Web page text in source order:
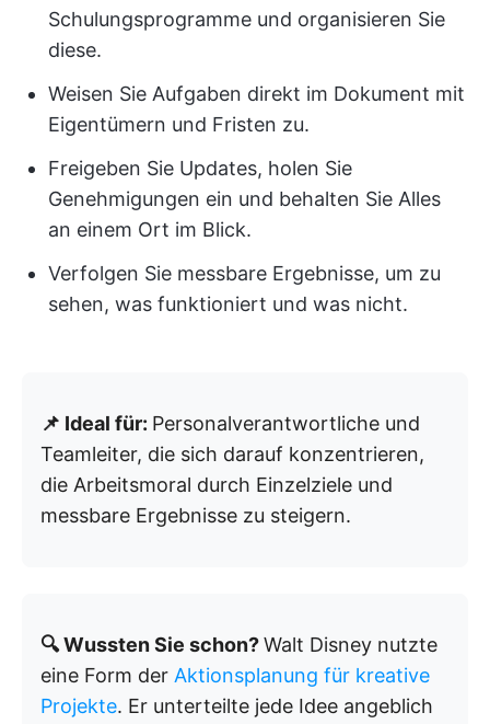
Schulungsprogramme und organisieren Sie
diese.
Weisen Sie Aufgaben direkt im Dokument mit
Eigentümern und Fristen zu.
Freigeben Sie Updates, holen Sie
Genehmigungen ein und behalten Sie Alles
an einem Ort im Blick.
Verfolgen Sie messbare Ergebnisse, um zu
sehen, was funktioniert und was nicht.
📌 Ideal für: Personalverantwortliche und
Teamleiter, die sich darauf konzentrieren,
die Arbeitsmoral durch Einzelziele und
messbare Ergebnisse zu steigern.
🔍 Wussten Sie schon?Walt Disney nutzte
eine Form der Aktionsplanung für kreative
Projekte. Er unterteilte jede Idee angeblich